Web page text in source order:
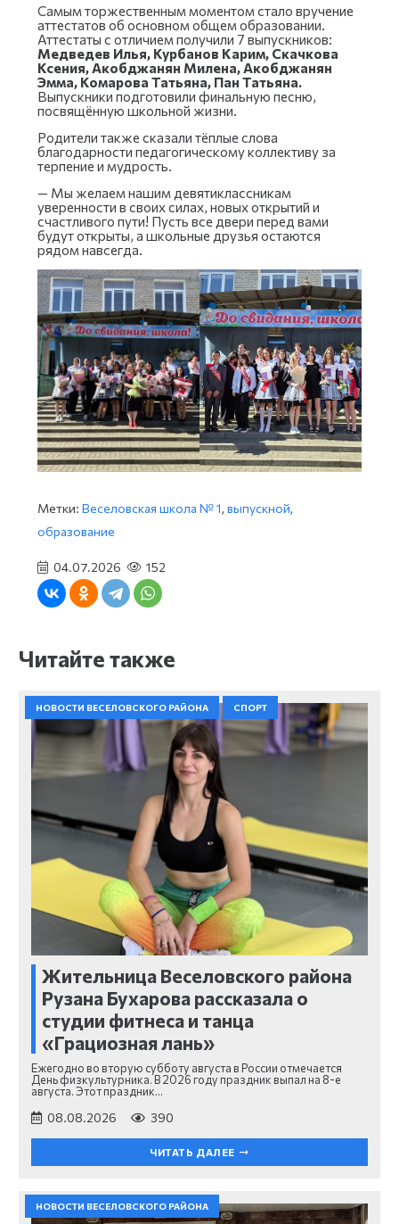
Самым торжественным моментом стало вручение
аттестатов об основном общем образовании.
Аттестаты с отличием получили 7 выпускников:
Медведев Илья, Курбанов Карим, Скачкова
Ксения, Акобджанян Милена, Акобджанян
Эмма, Комарова Татьяна, Пан Татьяна.
Выпускники подготовили финальную песню,
посвящённую школьной жизни.
Родители также сказали тёплые слова
благодарности педагогическому коллективу за
терпение и мудрость.
— Мы желаем нашим девятиклассникам
уверенности в своих силах, новых открытий и
счастливого пути! Пусть все двери перед вами
будут открыты, а школьные друзья остаются
рядом навсегда.
Метки: Веселовская школа № 1, выпускной,
образование
04.07.2026 152
Читайте также
НОВОСТИ ВЕСЕЛОВСКОГО РАЙОНА СПОРТ
Жительница Веселовского района
Рузана Бухарова рассказала о
студии фитнеса и танца
«Грациозная лань»
Ежегодно во вторую субботу августа в России отмечается
День физкультурника. В 2026 году праздник выпал на 8-е
августа. Этот праздник…
08.08.2026 390
ЧИТАТЬ ДАЛЕЕ
НОВОСТИ ВЕСЕЛОВСКОГО РАЙОНА